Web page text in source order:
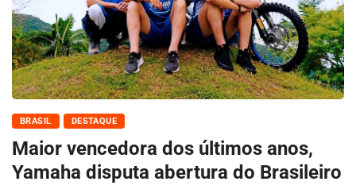
BRASIL DESTAQUE
Maior vencedora dos últimos anos,
Yamaha disputa abertura do Brasileiro